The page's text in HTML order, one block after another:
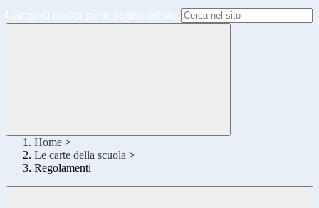
Home >
Le carte della scuola >
Regolamenti